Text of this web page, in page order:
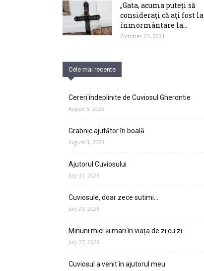
„Gata, acuma puteţi să
consideraţi că aţi fost la
înmormântare la...
October 23, 2021
Cele mai recente
Cereri îndeplinite de Cuviosul Gherontie
August 5, 2026
Grabnic ajutător în boală
August 3, 2026
Ajutorul Cuviosului
July 31, 2026
Cuviosule, doar zece sutimi…
July 29, 2026
Minuni mici și mari în viața de zi cu zi
July 27, 2026
Cuviosul a venit în ajutorul meu